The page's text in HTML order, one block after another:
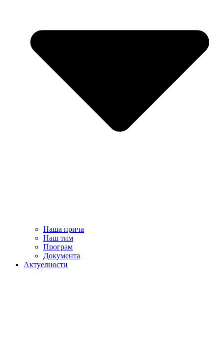
Наша прича
Наш тим
Програм
Документа
Актуелности